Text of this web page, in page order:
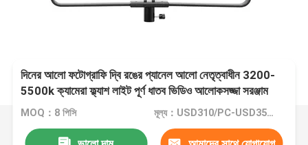
দিনের আলো ফটোগ্রাফি দ্বি রঙের প্যানেল আলো নেতৃত্বাধীন 3200-
5500k ক্যামেরা ফ্ল্যাশ লাইট পূর্ণ ধাতব ভিডিও আলোকসজ্জা সরঞ্জাম
300w
MOQ：8 পিসি মূল্য：USD310/PC-USD350/PC